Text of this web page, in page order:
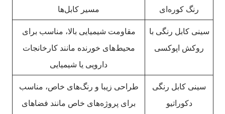
رنگ کوره‌ای
مسیر کابل‌ها
سینی کابل رنگی با
روکش اپوکسی
مقاومت شیمیایی بالا، مناسب برای
محیط‌های خورنده مانند کارخانجات
دارویی یا شیمیایی
سینی کابل رنگی
دکوراتیو
طراحی زیبا و رنگ‌های خاص، مناسب
برای پروژه‌های خاص مانند فضاهای